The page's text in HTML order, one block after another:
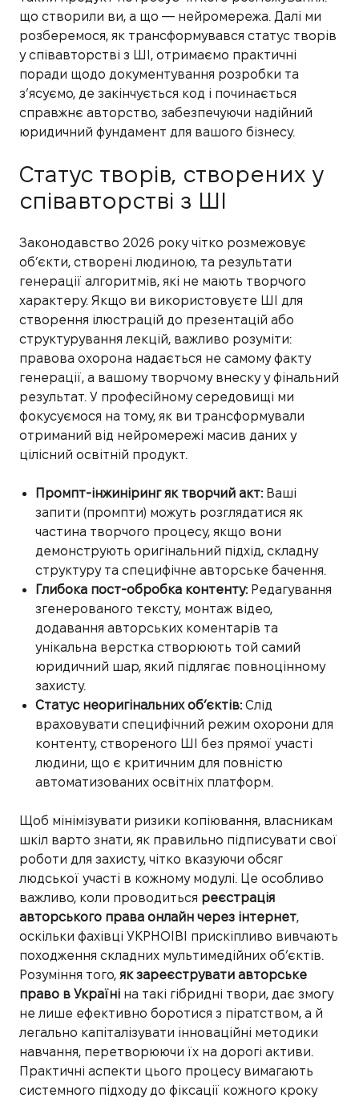
що створили ви, а що — нейромережа. Далі ми
розберемося, як трансформувався статус творів
у співавторстві з ШІ, отримаємо практичні
поради щодо документування розробки та
з’ясуємо, де закінчується код і починається
справжнє авторство, забезпечуючи надійний
юридичний фундамент для вашого бізнесу.
Статус творів, створених у
співавторстві з ШІ
Законодавство 2026 року чітко розмежовує
об’єкти, створені людиною, та результати
генерації алгоритмів, які не мають творчого
характеру. Якщо ви використовуєте ШІ для
створення ілюстрацій до презентацій або
структурування лекцій, важливо розуміти:
правова охорона надається не самому факту
генерації, а вашому творчому внеску у фінальний
результат. У професійному середовищі ми
фокусуємося на тому, як ви трансформували
отриманий від нейромережі масив даних у
цілісний освітній продукт.
Промпт-інжиніринг як творчий акт:Ваші
запити (промпти) можуть розглядатися як
частина творчого процесу, якщо вони
демонструють оригінальний підхід, складну
структуру та специфічне авторське бачення.
Глибока пост-обробка контенту:Редагування
згенерованого тексту, монтаж відео,
додавання авторських коментарів та
унікальна верстка створюють той самий
юридичний шар, який підлягає повноцінному
захисту.
Статус неоригінальних об’єктів:Слід
враховувати специфічний режим охорони для
контенту, створеного ШІ без прямої участі
людини, що є критичним для повністю
автоматизованих освітніх платформ.
Щоб мінімізувати ризики копіювання, власникам
шкіл варто знати, як правильно підписувати свої
роботи для захисту, чітко вказуючи обсяг
людської участі в кожному модулі. Це особливо
важливо, коли проводиться реєстрація
авторського права онлайн через інтернет,
оскільки фахівці УКРНОІВІ прискіпливо вивчають
походження складних мультимедійних об’єктів.
Розуміння того, як зареєструвати авторське
право в Україні на такі гібридні твори, дає змогу
не лише ефективно боротися з піратством, а й
легально капіталізувати інноваційні методики
навчання, перетворюючи їх на дорогі активи.
Практичні аспекти цього процесу вимагають
системного підходу до фіксації кожного кроку